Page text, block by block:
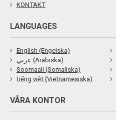
KONTAKT
LANGUAGES
English (Engelska)
عربي (Arabiska)
Soomaali (Somaliska)
tiếng việt (Vietnamesiska)
VÅRA KONTOR